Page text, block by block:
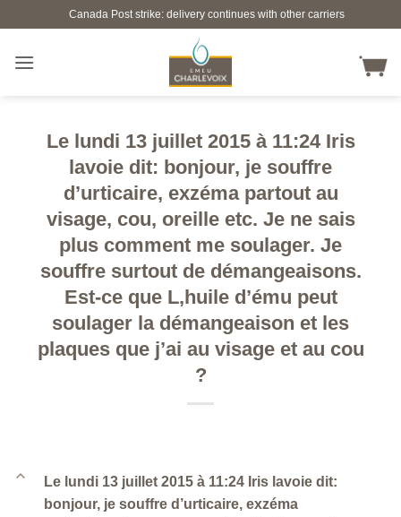
to
content
Canada Post strike: delivery continues with other carriers
Le lundi 13 juillet 2015 à 11:24 Iris
lavoie dit: bonjour, je souffre
d’urticaire, exzéma partout au
visage, cou, oreille etc. Je ne sais
plus comment me soulager. Je
souffre surtout de démangeaisons.
Est-ce que L,huile d’ému peut
soulager la démangeaison et les
plaques que j’ai au visage et au cou
?
B
Le lundi 13 juillet 2015 à 11:24 Iris lavoie dit:
bonjour, je souffre d’urticaire, exzéma